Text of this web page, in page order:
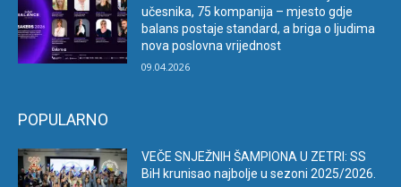
učesnika, 75 kompanija – mjesto gdje
balans postaje standard, a briga o ljudima
nova poslovna vrijednost
09.04.2026
POPULARNO
VEČE SNJEŽNIH ŠAMPIONA U ZETRI: SS
BiH krunisao najbolje u sezoni 2025/2026.